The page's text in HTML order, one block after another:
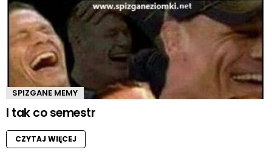
SPIZGANE MEMY
I tak co semestr
CZYTAJ WIĘCEJ